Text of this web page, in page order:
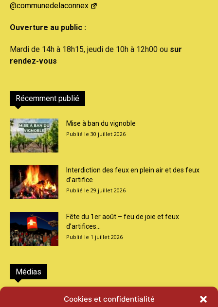
Cookies et confidentialité
@communedelaconnex
Ouverture au public :
Mardi de 14h à 18h15, jeudi de 10h à 12h00 ou sur
rendez-vous
Récemment publié
Mise à ban du vignoble
30 juillet 2026
Interdiction des feux en plein air et des feux
d’artifice
29 juillet 2026
Fête du 1er août – feu de joie et feux
d’artifices...
1 juillet 2026
Médias
2026 – Laiterie d’Orsières et Abbaye de St-